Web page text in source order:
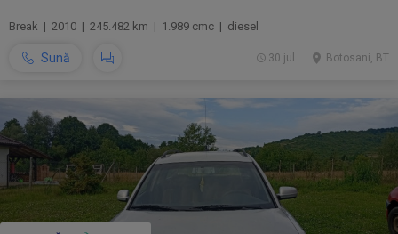
Break | 2010 | 245.482 km | 1.989 cmc | diesel
Sună Botosani, BT
30 jul.